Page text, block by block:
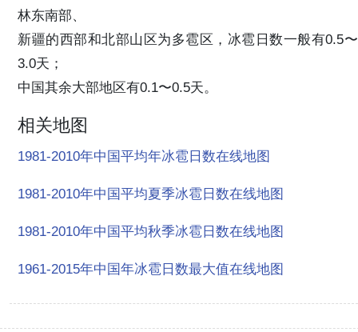
林东南部、
新疆的西部和北部山区为多雹区，冰雹日数一般有0.5〜
3.0天；
中国其余大部地区有0.1〜0.5天。
相关地图
1981-2010年中国平均年冰雹日数在线地图
1981-2010年中国平均夏季冰雹日数在线地图
1981-2010年中国平均秋季冰雹日数在线地图
1961-2015年中国年冰雹日数最大值在线地图